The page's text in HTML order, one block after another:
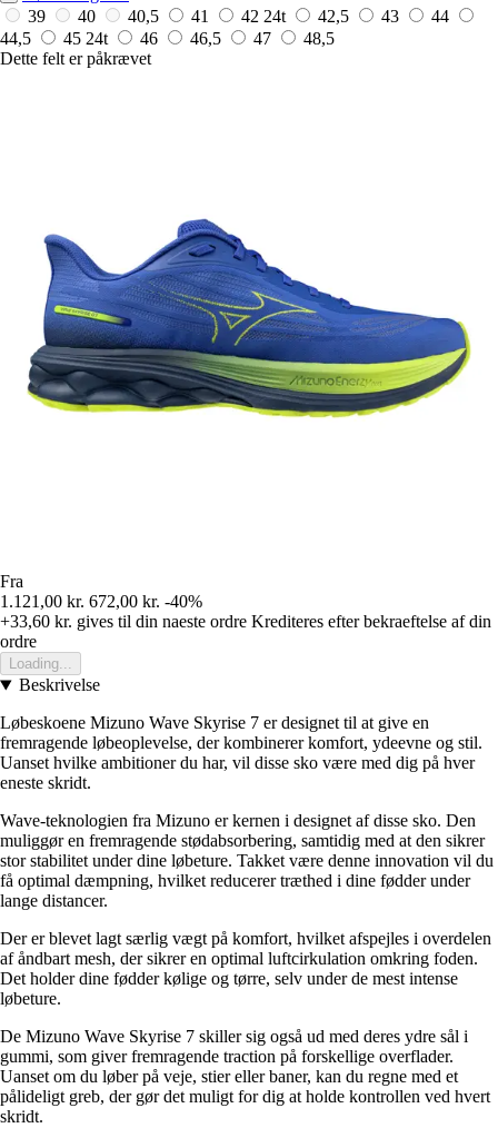
39
40 40,5 41 42 24t 42,5 43
44
44,5
45 24t 46 46,5 47
48,5
Dette felt er påkrævet
Fra
1.121,00 kr. 672,00 kr. -40%
+33,60 kr. gives til din naeste ordre Krediteres efter bekraeftelse af din
ordre
Loading...
Beskrivelse
Løbeskoene Mizuno Wave Skyrise 7 er designet til at give en
fremragende løbeoplevelse, der kombinerer komfort, ydeevne og stil.
Uanset hvilke ambitioner du har, vil disse sko være med dig på hver
eneste skridt.
Wave-teknologien fra Mizuno er kernen i designet af disse sko. Den
muliggør en fremragende stødabsorbering, samtidig med at den sikrer
stor stabilitet under dine løbeture. Takket være denne innovation vil du
få optimal dæmpning, hvilket reducerer træthed i dine fødder under
lange distancer.
Der er blevet lagt særlig vægt på komfort, hvilket afspejles i overdelen
af åndbart mesh, der sikrer en optimal luftcirkulation omkring foden.
Det holder dine fødder kølige og tørre, selv under de mest intense
løbeture.
De Mizuno Wave Skyrise 7 skiller sig også ud med deres ydre sål i
gummi, som giver fremragende traction på forskellige overflader.
Uanset om du løber på veje, stier eller baner, kan du regne med et
pålideligt greb, der gør det muligt for dig at holde kontrollen ved hvert
skridt.